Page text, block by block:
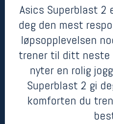
Asics Superblast 2
deg den mest
løpsopplevelsen
trener til ditt neste
nyter en rolig
Superblast 2 gi
komforten du
kr